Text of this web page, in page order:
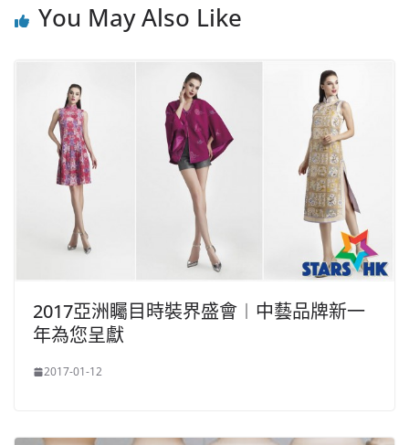
You May Also Like
2017亞洲矚目時裝界盛會︱中藝品牌新一
年為您呈獻
2017-01-12